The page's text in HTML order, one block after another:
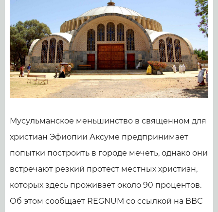
Мусульманское меньшинство в священном для
христиан Эфиопии Аксуме предпринимает
попытки построить в городе мечеть, однако они
встречают резкий протест местных христиан,
которых здесь проживает около 90 процентов.
Об этом сообщает REGNUM со ссылкой на ВВС